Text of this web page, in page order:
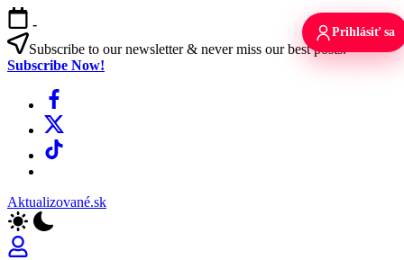
Skip
to
content
-
Subscribe to our newsletter & never miss our best posts.
Subscribe Now!
Facebook
X
TikTok
Aktualizované.sk
Prihlásiť sa